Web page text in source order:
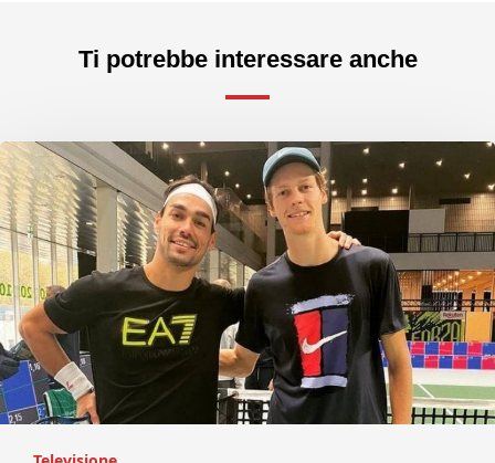
Ti potrebbe interessare anche